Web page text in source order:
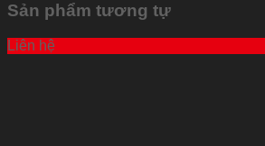
Sản phẩm tương tự
Liên hệ